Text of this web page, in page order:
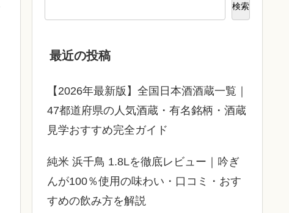
検索
最近の投稿
【2026年最新版】全国日本酒酒蔵一覧｜
47都道府県の人気酒蔵・有名銘柄・酒蔵
見学おすすめ完全ガイド
純米 浜千鳥 1.8Lを徹底レビュー｜吟ぎ
んが100％使用の味わい・口コミ・おす
すめの飲み方を解説